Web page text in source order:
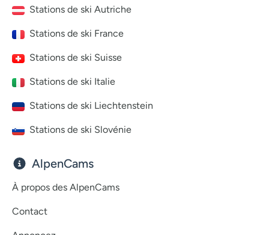
Stations de ski Autriche
Stations de ski France
Stations de ski Suisse
Stations de ski Italie
Stations de ski Liechtenstein
Stations de ski Slovénie
AlpenCams
À propos des AlpenCams
Contact